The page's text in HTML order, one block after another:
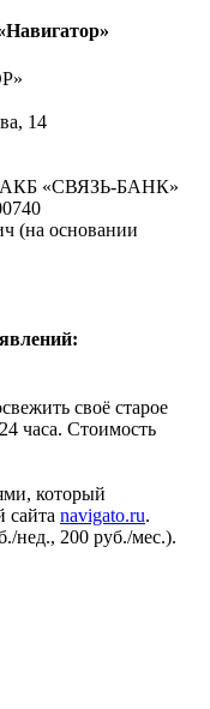
14
«СВЯЗЬ-БАНК»
(на основании
своё старое
часа. Стоимость
который
сайта navigato.ru.
нед., 200 руб./мес.).